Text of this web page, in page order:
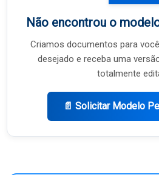
Não encontrou o
Criamos documentos para
desejado e receba uma
totalmente
📄 Solicitar Modelo